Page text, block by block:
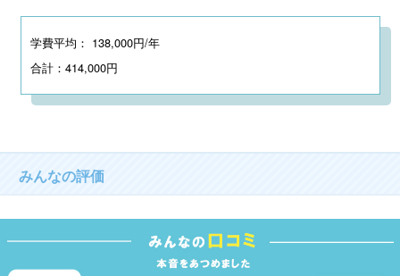
学費平均： 138,000円/年
合計：414,000円
みんなの評価